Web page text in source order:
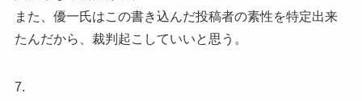
また、優一氏はこの書き込んだ投稿者の素性を特定出来
たんだから、裁判起こしていいと思う。
7.